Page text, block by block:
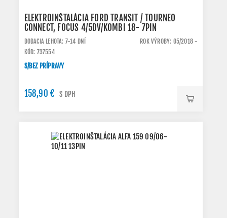
ELEKTROINŠTALÁCIA FORD TRANSIT / TOURNEO
CONNECT, FOCUS 4/5DV/KOMBI 18- 7PIN
DODACIA LEHOTA: 7-14 DNÍ
ROK VÝROBY: 05/2018 -
KÓD: 737554
S/BEZ PRÍPRAVY
158,90 € S DPH